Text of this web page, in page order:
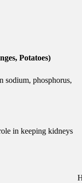
Potatoes)
sodium, phosphorus,
in keeping kidneys